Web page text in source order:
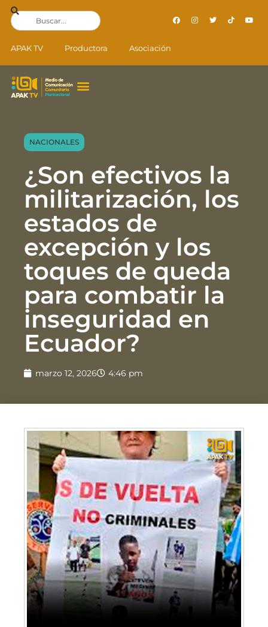
APAK TV Productora Asociación
NACIONALES
¿Son efectivos la
militarización, los
estados de
excepción y los
toques de queda
para combatir la
inseguridad en
Ecuador?
marzo 12, 2026 4:46 pm